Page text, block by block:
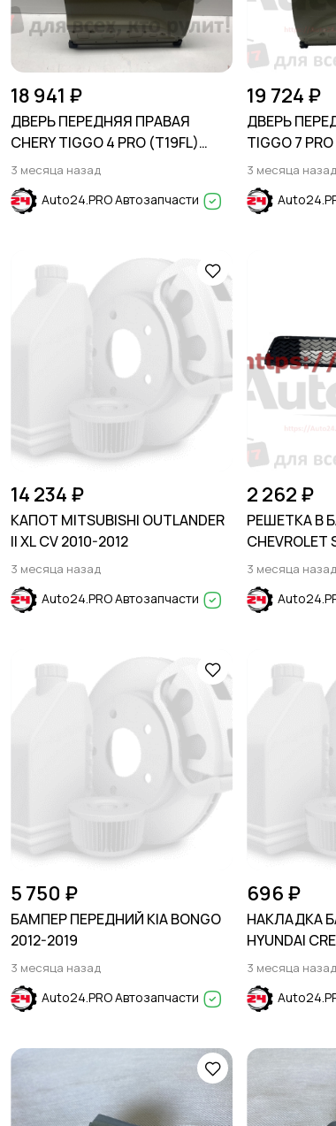
18 941 ₽
ДВЕРЬ ПЕРЕДНЯЯ ПРАВАЯ
CHERY TIGGO 4 PRO (T19FL)
2023-
3 месяца назад
Auto24.PRO Автозапчасти
19 724 ₽
ДВЕРЬ
TIGGO 7
T18/T1A/T1E/
3 месяца назад
14 234 ₽
КАПОТ MITSUBISHI OUTLANDER
II XL CV 2010-2012
3 месяца назад
Auto24.PRO Автозапчасти
2 262 ₽
РЕШЕТКА В
CHEVROLET
3 месяца назад
5 750 ₽
БАМПЕР ПЕРЕДНИЙ KIA BONGO
2012-2019
3 месяца назад
Auto24.PRO Автозапчасти
696 ₽
НАКЛАДКА
HYUNDAI
3 месяца назад